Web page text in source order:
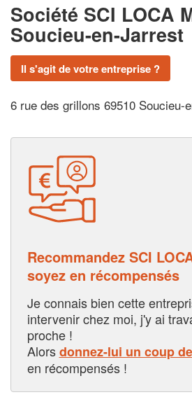
Société SCI LOCA
Soucieu-en-Jarrest
Il s'agit de votre entreprise ?
6 rue des grillons 69510 Soucieu-
Recommandez SCI
soyez en récompensés
Je connais bien cette
intervenir chez moi, j'y ai
proche !
Alorsdonnez-lui un coup
en récompensés !